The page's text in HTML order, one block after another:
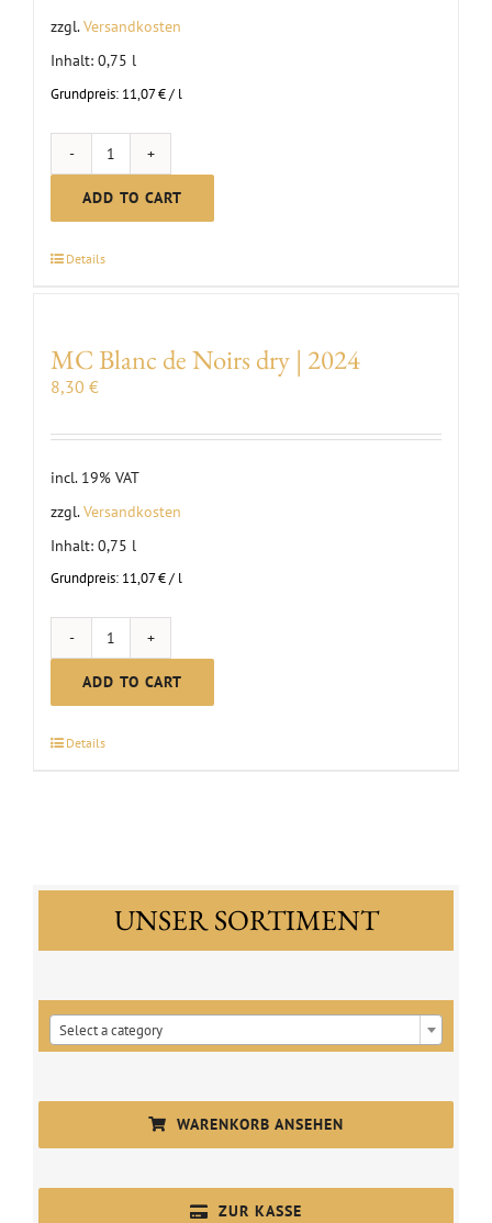
zzgl.Versandkosten
Inhalt: 0,75 l
Grundpreis: 11,07€/ l
MC
Rosé
dry
ADD TO CART
Details
MC Blanc de Noirs dry | 2024
8,30 €
incl. 19% VAT
zzgl.Versandkosten
Inhalt: 0,75 l
Grundpreis: 11,07€/ l
MC
Blanc
de
ADD TO CART
Details
UNSER SORTIMENT
Select a category
WARENKORB ANSEHEN
ZUR KASSE